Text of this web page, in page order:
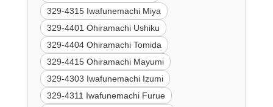
329-4315 Iwafunemachi Miya
329-4401 Ohiramachi Ushiku
329-4404 Ohiramachi Tomida
329-4415 Ohiramachi Mayumi
329-4303 Iwafunemachi Izumi
329-4311 Iwafunemachi Furue